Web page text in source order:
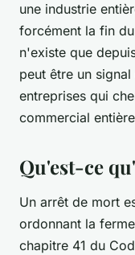
une industrie
forcément la fin
n'existe que
peut être un
entreprises qui
commercial
Qu'est-ce
Un arrêt de mort
ordonnant la
chapitre 41 du